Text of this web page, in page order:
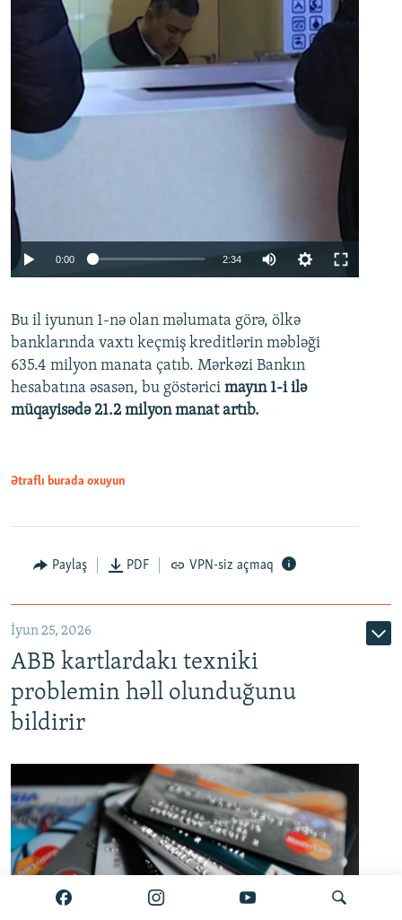
Auto 240p 360p 480p
720p 1080p
0:00 2:34
360p
480p
720p
Bu il iyunun 1-nə olan məlumata görə, ölkə
banklarında vaxtı keçmiş kreditlərin məbləği
635.4 milyon manata çatıb. Mərkəzi Bankın
hesabatına əsasən, bu göstərici mayın 1-i ilə
müqayisədə 21.2 milyon manat artıb.
Ətraflı burada oxuyun
Paylaş PDF VPN-siz açmaq
İyun 25, 2026
ABB kartlardakı texniki
problemin həll olunduğunu
bildirir